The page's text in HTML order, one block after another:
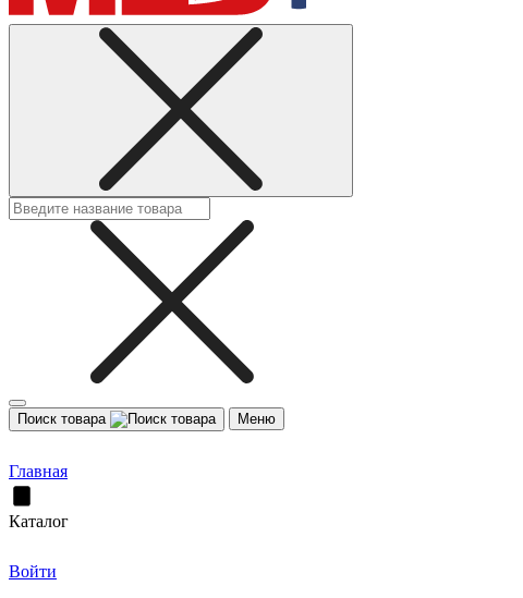
Поиск товара Меню
Главная
Каталог
Войти